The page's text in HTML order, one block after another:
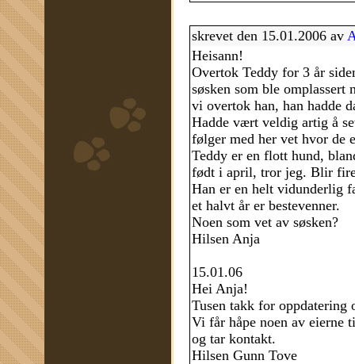
skrevet den 15.01.2006 av
Heisann!
Overtok Teddy for 3 år
søsken som ble omplassert
vi overtok han, han hadde
Hadde vært veldig artig å
følger med her vet hvor de
Teddy er en flott hund,
født i april, tror jeg. Blir
Han er en helt vidunderlig
et halvt år er bestevenner.
Noen som vet av søsken?
Hilsen Anja
15.01.06
Hei Anja!
Tusen takk for oppdatering
Vi får håpe noen av eierne
og tar kontakt.
Hilsen Gunn Tove